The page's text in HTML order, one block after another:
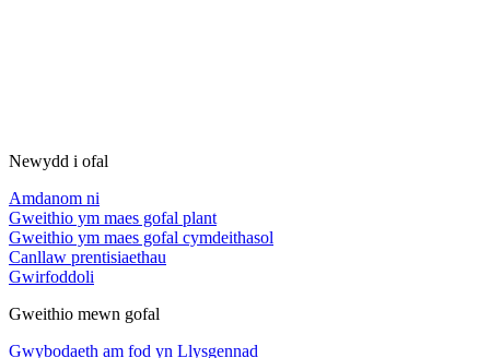
Newydd i ofal
Amdanom ni
Gweithio ym maes gofal plant
Gweithio ym maes gofal cymdeithasol
Canllaw prentisiaethau
Gwirfoddoli
Gweithio mewn gofal
Gwybodaeth am fod yn Llysgennad